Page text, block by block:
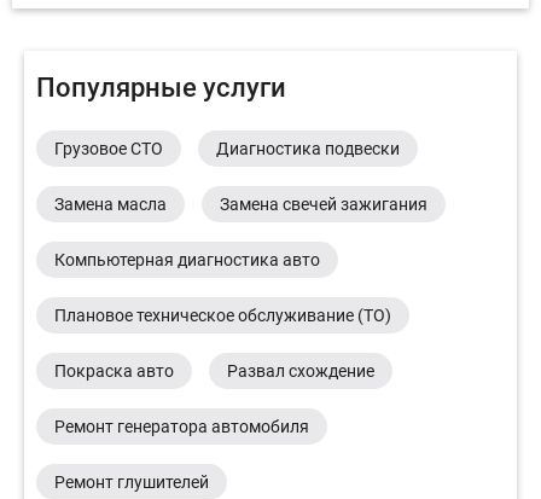
Популярные услуги
Грузовое СТО Диагностика подвески
Замена масла Замена свечей зажигания
Компьютерная диагностика авто
Плановое техническое обслуживание (ТО)
Покраска авто Развал схождение
Ремонт генератора автомобиля
Ремонт глушителей